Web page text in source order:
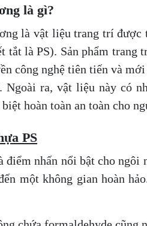
là gì?
là vật liệu trang trí được
tắt là PS). Sản phẩm trang
công nghệ tiên tiến và
Ngoài ra, vật liệu này có
hoàn toàn an toàn cho
PS
nhấn nổi bật cho ngôi
một không gian hoàn